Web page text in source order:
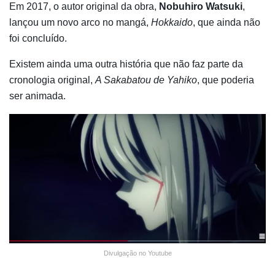
Em 2017, o autor original da obra, Nobuhiro Watsuki,
lançou um novo arco no mangá, Hokkaido, que ainda não
foi concluído.
Existem ainda uma outra história que não faz parte da
cronologia original, A Sakabatou de Yahiko, que poderia
ser animada.
Divulgação no Youtube